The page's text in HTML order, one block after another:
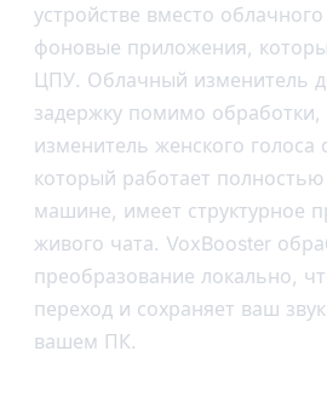
устройстве вместо
фоновые приложения,
ЦПУ. Облачный изменитель
задержку помимо обработки,
изменитель женского
который работает
машине, имеет структурное
живого чата. VoxBooster
преобразование локально,
переход и сохраняет ваш
вашем ПК.